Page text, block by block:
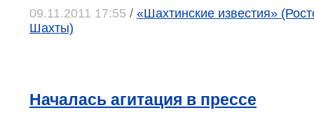
09.11.2011 17:55 / «Шахтинские известия»
Шахты)
Началась агитация в прессе